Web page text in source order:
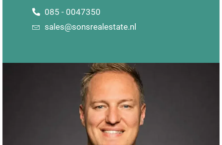
085 - 0047350
sales@sonsrealestate.nl